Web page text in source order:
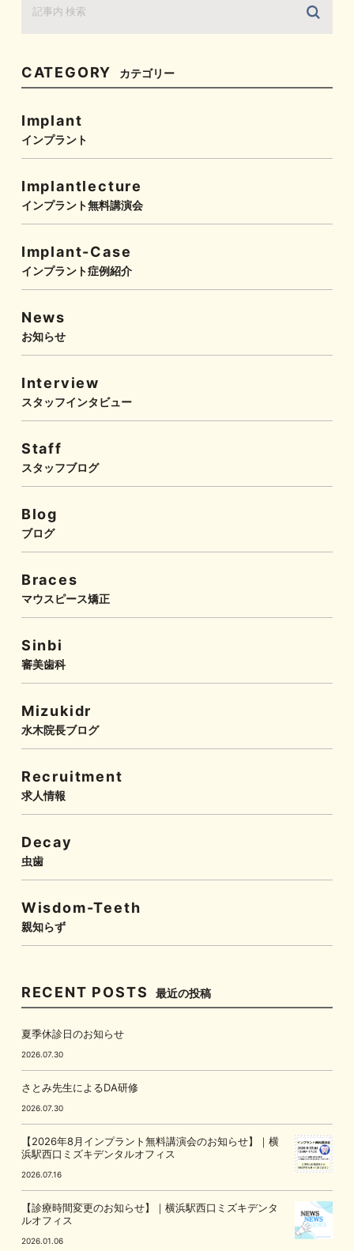
CATEGORY カテゴリー
Implant
インプラント
Implantlecture
インプラント無料講演会
Implant-Case
インプラント症例紹介
News
お知らせ
Interview
スタッフインタビュー
Staff
スタッフブログ
Blog
ブログ
Braces
マウスピース矯正
Sinbi
審美歯科
Mizukidr
水木院長ブログ
Recruitment
求人情報
Decay
虫歯
Wisdom-Teeth
親知らず
RECENT POSTS 最近の投稿
夏季休診日のお知らせ
2026.07.30
さとみ先生によるDA研修
2026.07.30
【2026年8月インプラント無料講演会のお知らせ】｜横
浜駅西口ミズキデンタルオフィス
2026.07.16
【診療時間変更のお知らせ】｜横浜駅西口ミズキデンタ
ルオフィス
2026.01.06